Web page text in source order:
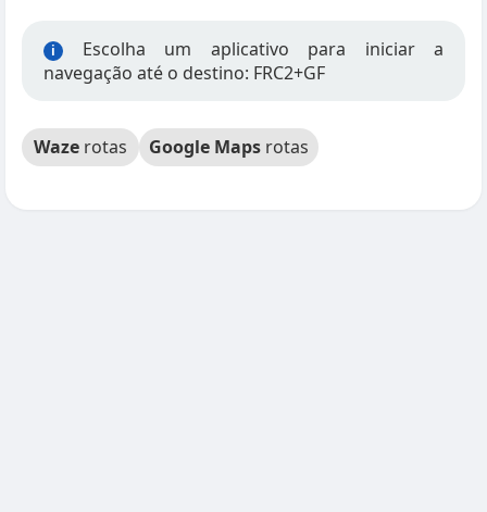
i
Escolha um aplicativo para iniciar a
navegação até o destino: FRC2+GF
Waze rotas Google Maps rotas